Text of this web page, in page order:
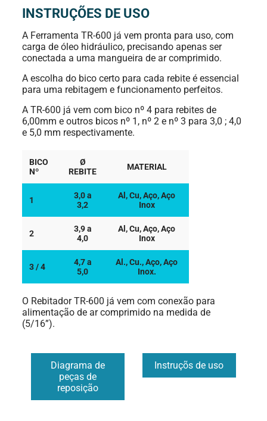
Consumo de Ar
Entrada de Ar 5/16
INSTRUÇÕES DE USO
A Ferramenta TR-600 já vem pronta para uso, com
carga de óleo hidráulico, precisando apenas ser
conectada a uma mangueira de ar comprimido.
A escolha do bico certo para cada rebite é essencial
para uma rebitagem e funcionamento perfeitos.
A TR-600 já vem com bico nº 4 para rebites de
6,00mm e outros bicos nº 1, nº 2 e nº 3 para 3,0 ; 4,0
e 5,0 mm respectivamente.
BICO
Nº
Ø
REBITE
MATERIAL
1
3,0 a
3,2
Al, Cu, Aço, Aço
Inox
2
3,9 a
4,0
Al, Cu, Aço, Aço
Inox
3 / 4
4,7 a
5,0
Al., Cu., Aço, Aço
Inox.
O Rebitador TR-600 já vem com conexão para
alimentação de ar comprimido na medida de
(5/16”).
Diagrama de
peças de
reposição
Instruçõs de uso